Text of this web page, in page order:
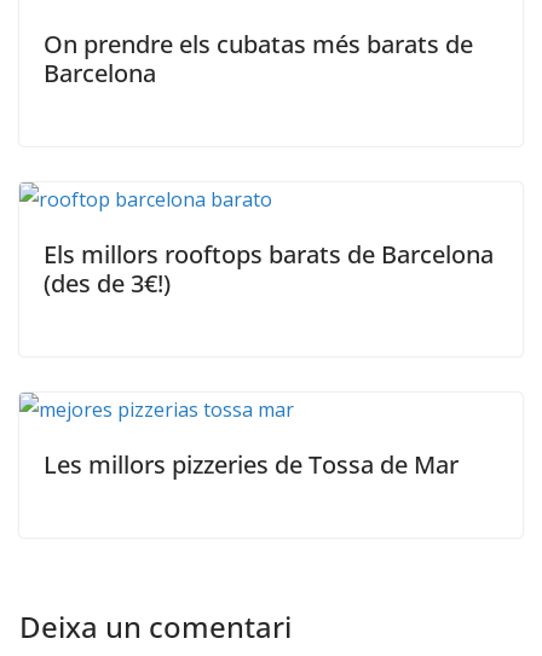
On prendre els cubatas més barats de
Barcelona
Els millors rooftops barats de Barcelona
(des de 3€!)
Les millors pizzeries de Tossa de Mar
Deixa un comentari